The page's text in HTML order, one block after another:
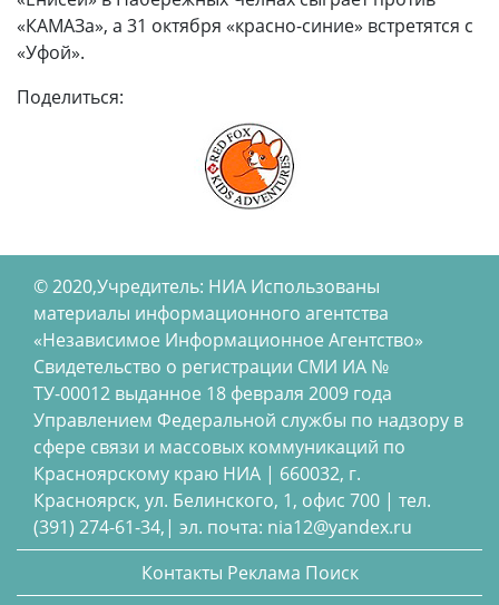
«КАМАЗа», а 31 октября «красно-синие» встретятся с
«Уфой».
Поделиться:
© 2020,Учредитель: НИА Использованы
материалы информационного агентства
«Независимое Информационное Агентство»
Свидетельство о регистрации СМИ ИА №
ТУ-00012 выданное 18 февраля 2009 года
Управлением Федеральной службы по надзору в
сфере связи и массовых коммуникаций по
Красноярскому краю НИА | 660032, г.
Красноярск, ул. Белинского, 1, офис 700 | тел.
(391) 274-61-34,| эл. почта: nia12@yandex.ru
Контакты Реклама Поиск